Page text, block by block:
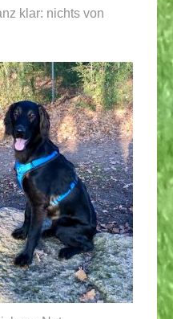
klar: nichts von